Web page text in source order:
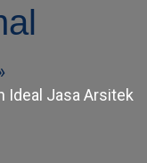
Ideal Jasa Arsitek